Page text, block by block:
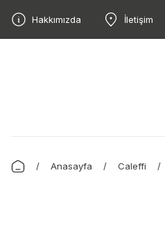
Hakkımızda İletişim
Anasayfa Caleffi